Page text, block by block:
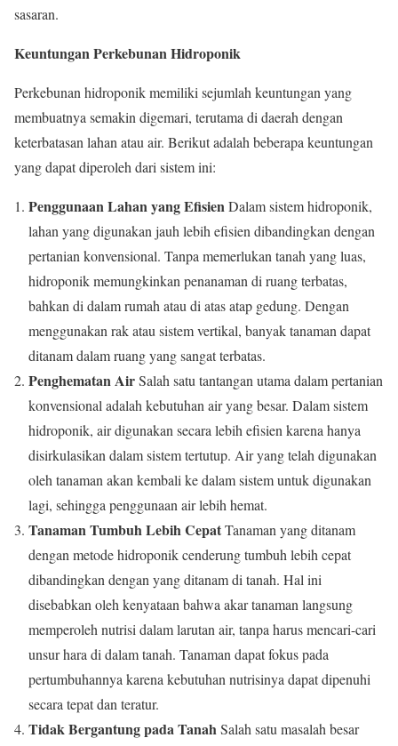
sasaran.
Keuntungan Perkebunan Hidroponik
Perkebunan hidroponik memiliki sejumlah keuntungan yang
membuatnya semakin digemari, terutama di daerah dengan
keterbatasan lahan atau air. Berikut adalah beberapa keuntungan
yang dapat diperoleh dari sistem ini:
Penggunaan Lahan yang EfisienDalam sistem hidroponik,
lahan yang digunakan jauh lebih efisien dibandingkan dengan
pertanian konvensional. Tanpa memerlukan tanah yang luas,
hidroponik memungkinkan penanaman di ruang terbatas,
bahkan di dalam rumah atau di atas atap gedung. Dengan
menggunakan rak atau sistem vertikal, banyak tanaman dapat
ditanam dalam ruang yang sangat terbatas.
Penghematan AirSalah satu tantangan utama dalam pertanian
konvensional adalah kebutuhan air yang besar. Dalam sistem
hidroponik, air digunakan secara lebih efisien karena hanya
disirkulasikan dalam sistem tertutup. Air yang telah digunakan
oleh tanaman akan kembali ke dalam sistem untuk digunakan
lagi, sehingga penggunaan air lebih hemat.
Tanaman Tumbuh Lebih CepatTanaman yang ditanam
dengan metode hidroponik cenderung tumbuh lebih cepat
dibandingkan dengan yang ditanam di tanah. Hal ini
disebabkan oleh kenyataan bahwa akar tanaman langsung
memperoleh nutrisi dalam larutan air, tanpa harus mencari-cari
unsur hara di dalam tanah. Tanaman dapat fokus pada
pertumbuhannya karena kebutuhan nutrisinya dapat dipenuhi
secara tepat dan teratur.
Tidak Bergantung pada TanahSalah satu masalah besar